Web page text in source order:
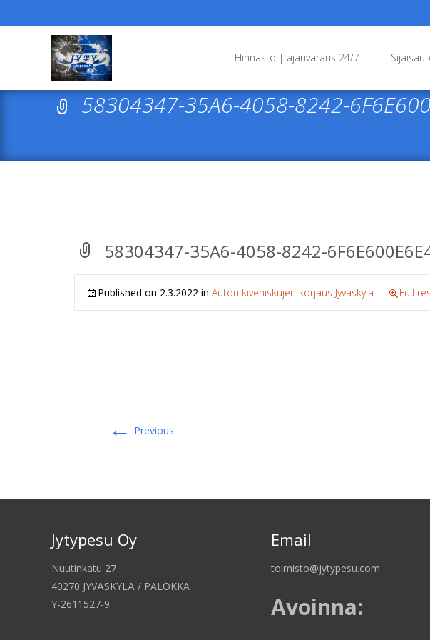
Hinnasto | ajanvaraus 24/7
58304347-35A6-4058-8242-
58304347-35A6-4058-8242-
Published on 2.3.2022 in Auton kiveniskujen korjaus Jyväskylä Full
← Previous
Jytypesu Oy
Nuutinkatu 27
40270 JYVÄSKYLÄ / PALOKKA
Y-2611527-9
Email
toimisto@jytypesu.com
Avoinna: